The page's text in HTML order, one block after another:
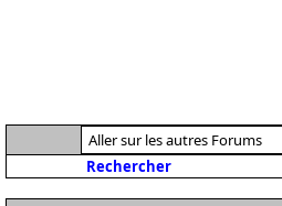
Rechercher